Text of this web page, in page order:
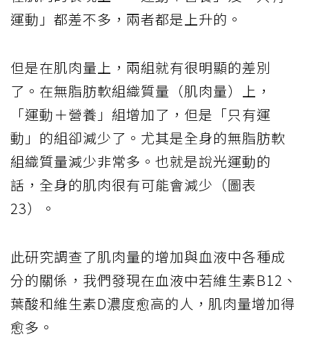
運動」都差不多，兩者都是上升的。
但是在肌肉量上，兩組就有很明顯的差別
了。在無脂肪軟組織質量（肌肉量）上，
「運動＋營養」組增加了，但是「只有運
動」的組卻減少了。尤其是全身的無脂肪軟
組織質量減少非常多。也就是說光運動的
話，全身的肌肉很有可能會減少（圖表
23）。
此研究調查了肌肉量的增加與血液中各種成
分的關係，我們發現在血液中若維生素B12、
葉酸和維生素D濃度愈高的人，肌肉量增加得
愈多。